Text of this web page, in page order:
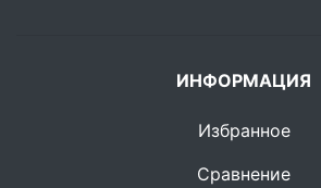
ИНФОРМАЦИЯ
Избранное
Сравнение